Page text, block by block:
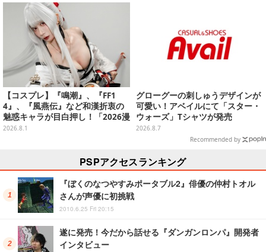
【コスプレ】『鳴潮』、『FF1
4』、『風燕伝』など和漢折衷の
魅惑キャラが目白押し！「2026漫
画博覧会」美麗レイヤー13選【写
2026.8.1
グローグーの刺しゅうデザインが
可愛い！アベイルにて「スター・
ウォーズ」Tシャツが発売
2026.8.7
Recommended by
PSPアクセスランキング
『ぼくのなつやすみポータブル2』俳優の仲村トオル
さんが声優に初挑戦
2010.6.25 Fri 20:15
遂に発売！今だから話せる『ダンガンロンパ』開発者
インタビュー